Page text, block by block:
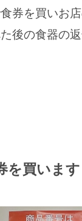
券を買いお店
後の食器の
を買います